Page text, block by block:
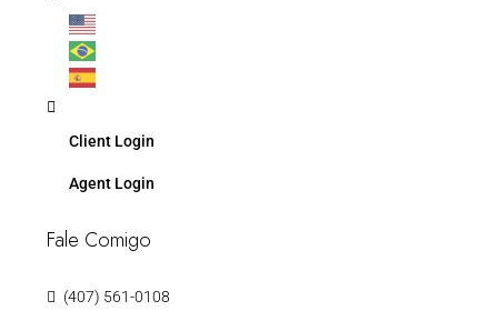
Client Login
Agent Login
Fale Comigo
(407) 561-0108